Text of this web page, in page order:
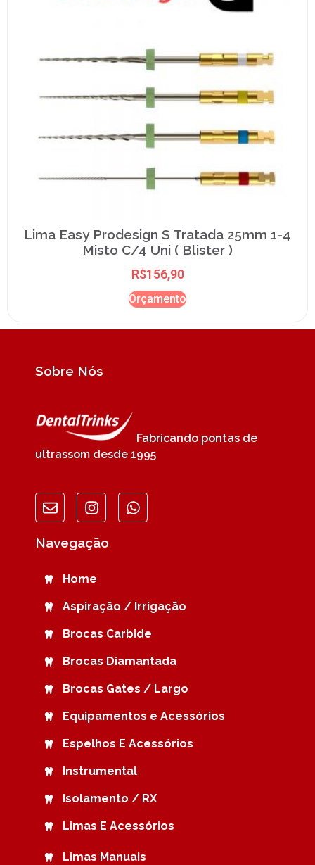
Lima Easy Prodesign S Tratada 25mm 1-4
Misto C/4 Uni ( Blister )
R$156,90
Orçamento
Sobre Nós
Fabricando pontas de
ultrassom desde 1995
Navegação
Home
Aspiração / Irrigação
Brocas Carbide
Brocas Diamantada
Brocas Gates / Largo
Equipamentos e Acessórios
Espelhos E Acessórios
Instrumental
Isolamento / RX
Limas E Acessórios
Limas Manuais